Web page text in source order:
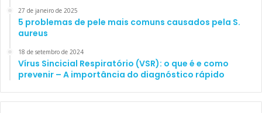
27 de janeiro de 2025
5 problemas de pele mais comuns causados pela S.
aureus
18 de setembro de 2024
Vírus Sincicial Respiratório (VSR): o que é e como
prevenir – A importância do diagnóstico rápido